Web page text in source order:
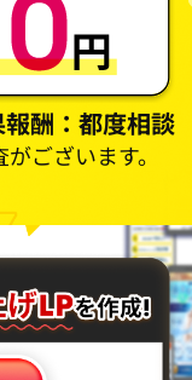
酬：都度相談
ございます。